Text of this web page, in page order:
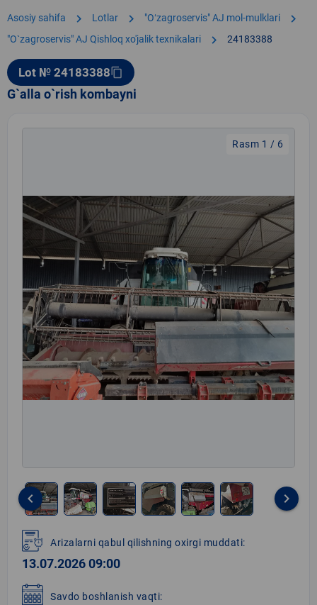
Asosiy sahifa chevron_right Lotlar chevron_right "Oʻzagroservis" AJ mol-mulklari chevron_right
"O`zagroservis" AJ Qishloq xo'jalik texnikalari chevron_right 24183388
Lot № 24183388content_copy
G`alla o`rish kombayni
Rasm 1 / 6
1
of
6
keyboard_arrow_left keyboard_arrow_right
Arizalarni qabul qilishning oxirgi muddati:
13.07.2026 09:00
Savdo boshlanish vaqti: